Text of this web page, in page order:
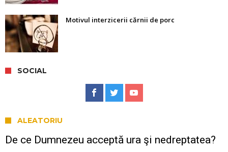
Motivul interzicerii cărnii de porc
SOCIAL
ALEATORIU
De ce Dumnezeu acceptă ura şi nedreptatea?